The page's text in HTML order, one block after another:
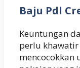
Baju Pdl
Keuntungan
perlu
mencocokkan